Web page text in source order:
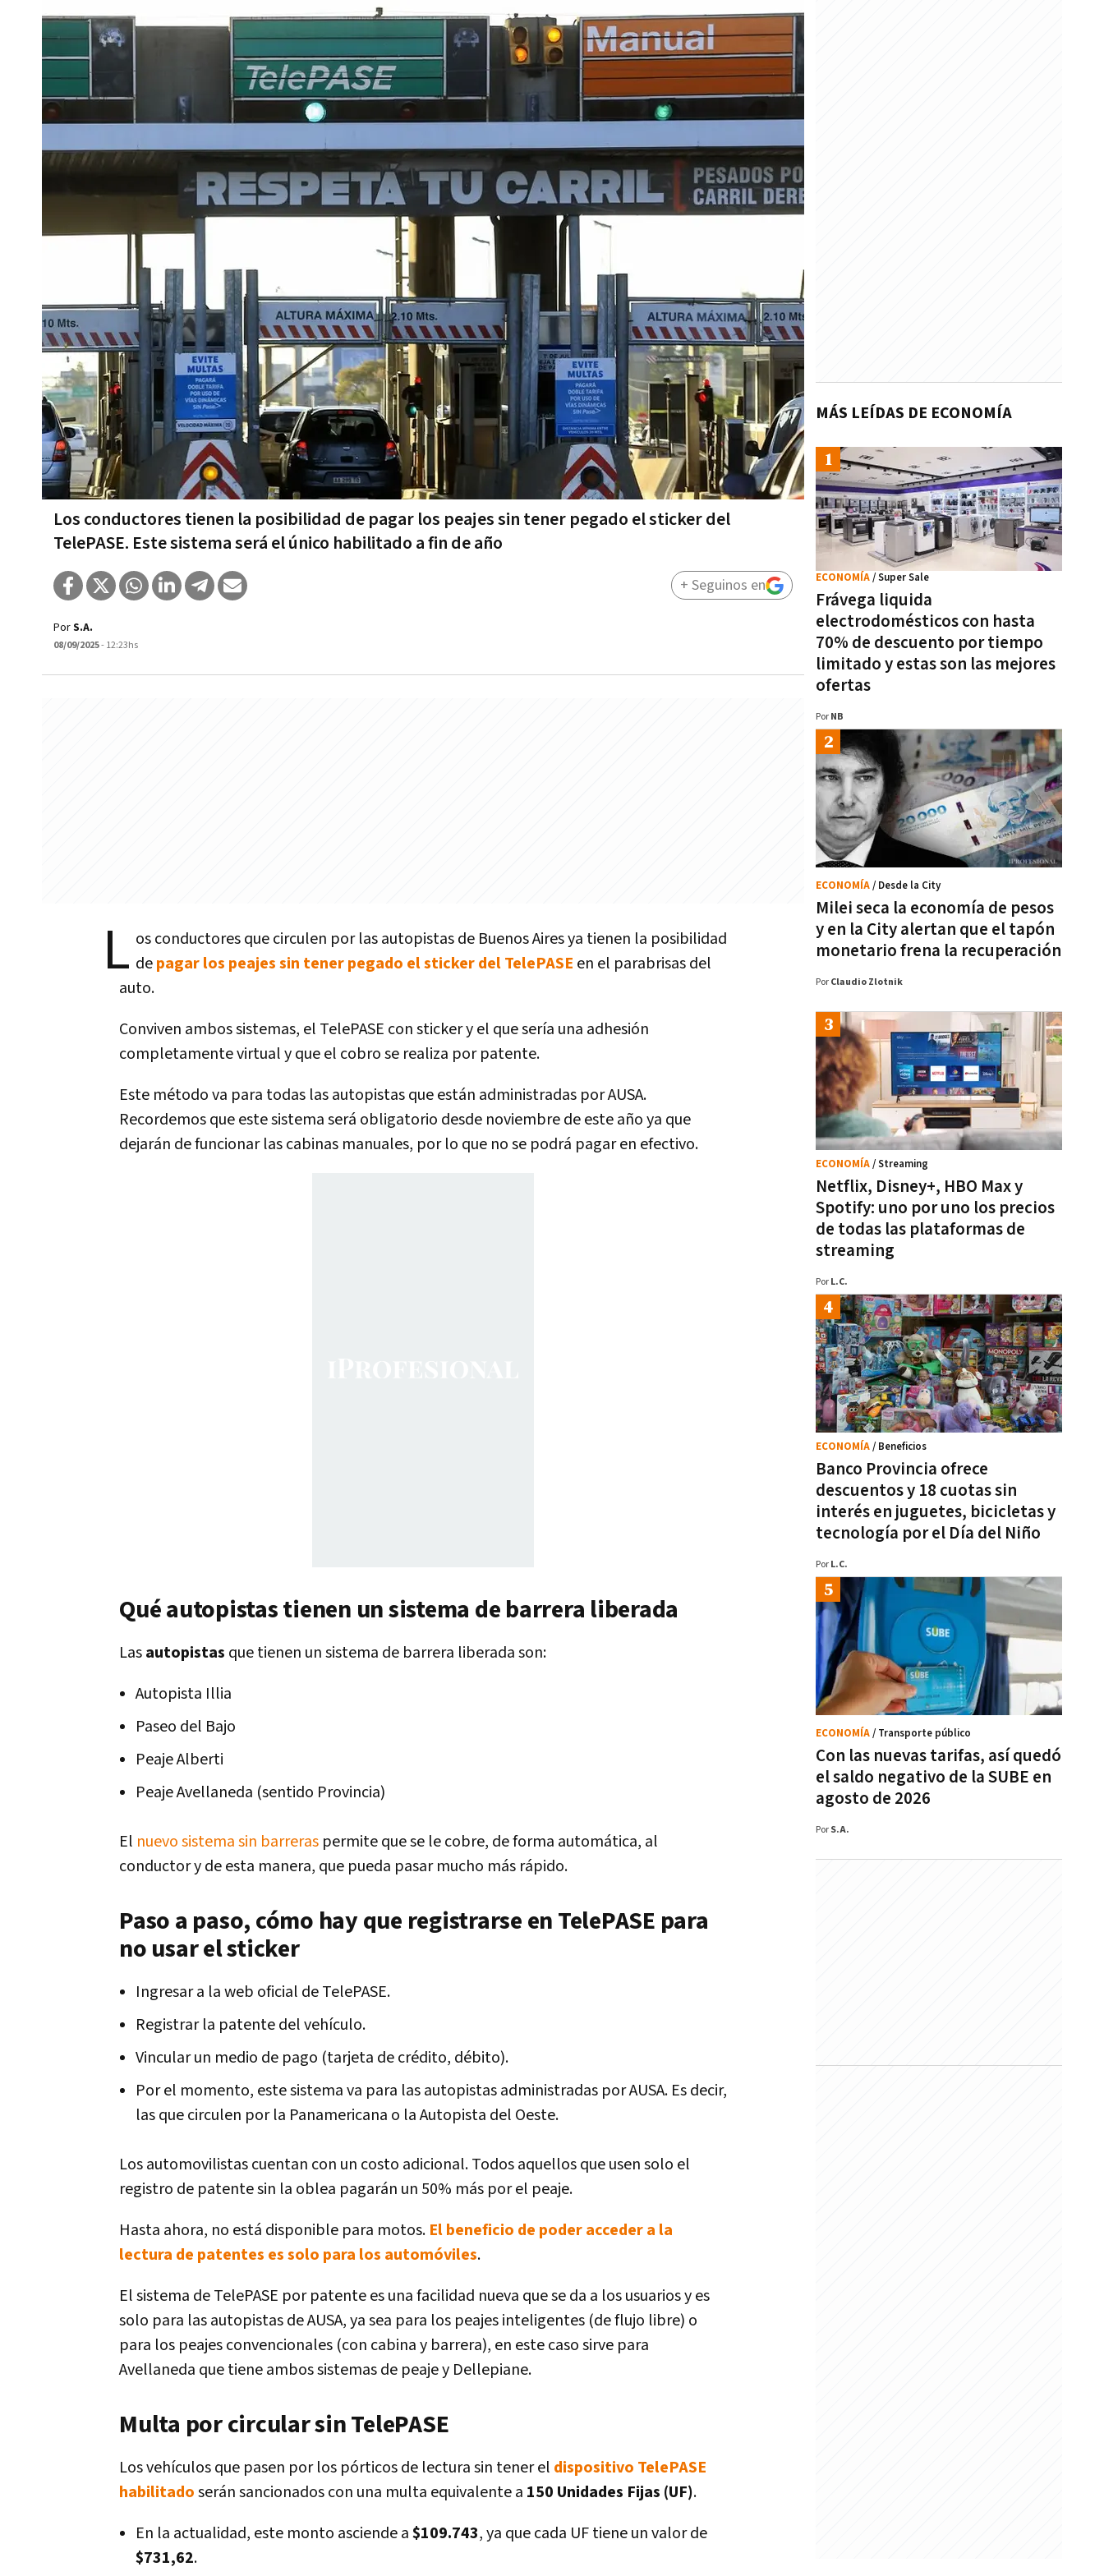
Los conductores tienen la posibilidad de pagar los peajes sin tener pegado el sticker del
TelePASE. Este sistema será el único habilitado a fin de año
PorS.A.
08/09/2025- 12:23hs
+ Seguinos en
L os conductores que circulen por las autopistas de Buenos Aires ya tienen la posibilidad
depagar los peajes sin tener pegado el sticker del TelePASE en el parabrisas del
auto.
Conviven ambos sistemas, el TelePASE con sticker y el que sería una adhesión
completamente virtual y que el cobro se realiza por patente.
Este método va para todas las autopistas que están administradas por AUSA.
Recordemos que este sistema será obligatorio desde noviembre de este año ya que
dejarán de funcionar las cabinas manuales, por lo que no se podrá pagar en efectivo.
Qué autopistas tienen un sistema de barrera liberada
Lasautopistas que tienen un sistema de barrera liberada son:
Autopista Illia
Paseo del Bajo
Peaje Alberti
Peaje Avellaneda (sentido Provincia)
El nuevo sistema sin barreras permite que se le cobre, de forma automática, al
conductor y de esta manera, que pueda pasar mucho más rápido.
Paso a paso, cómo hay que registrarse en TelePASE para
no usar el sticker
Ingresar a la web oficial de TelePASE.
Registrar la patente del vehículo.
Vincular un medio de pago (tarjeta de crédito, débito).
Por el momento, este sistema va para las autopistas administradas por AUSA. Es decir,
las que circulen por la Panamericana o la Autopista del Oeste.
Los automovilistas cuentan con un costo adicional. Todos aquellos que usen solo el
registro de patente sin la oblea pagarán un 50% más por el peaje.
Hasta ahora, no está disponible para motos. El beneficio de poder acceder a la
lectura de patentes es solo para los automóviles.
El sistema de TelePASE por patente es una facilidad nueva que se da a los usuarios y es
solo para las autopistas de AUSA, ya sea para los peajes inteligentes (de flujo libre) o
para los peajes convencionales (con cabina y barrera), en este caso sirve para
Avellaneda que tiene ambos sistemas de peaje y Dellepiane.
Multa por circular sin TelePASE
Los vehículos que pasen por los pórticos de lectura sin tener el dispositivo TelePASE
habilitadoserán sancionados con una multa equivalente a 150 Unidades Fijas (UF).
En la actualidad, este monto asciende a$109.743, ya que cada UF tiene un valor de
$731,62.
MÁS LEÍDAS DE ECONOMÍA
Frávega liquida
electrodomésticos con hasta
70% de descuento por tiempo
limitado y estas son las mejores
ofertas
ECONOMÍA/ Super Sale
Por NB
Milei seca la economía de pesos
y en la City alertan que el tapón
monetario frena la recuperación
ECONOMÍA/ Desde la City
Por Claudio Zlotnik
Netflix, Disney+, HBO Max y
Spotify: uno por uno los precios
de todas las plataformas de
streaming
ECONOMÍA/ Streaming
Por L.C.
Banco Provincia ofrece
descuentos y 18 cuotas sin
interés en juguetes, bicicletas y
tecnología por el Día del Niño
ECONOMÍA/ Beneficios
Por L.C.
Con las nuevas tarifas, así quedó
el saldo negativo de la SUBE en
agosto de 2026
ECONOMÍA/ Transporte público
Por S.A.